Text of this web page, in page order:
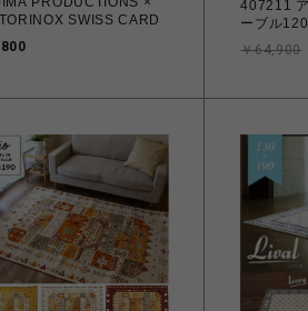
SWISS CARD
407211
ーブル120
￥64,900